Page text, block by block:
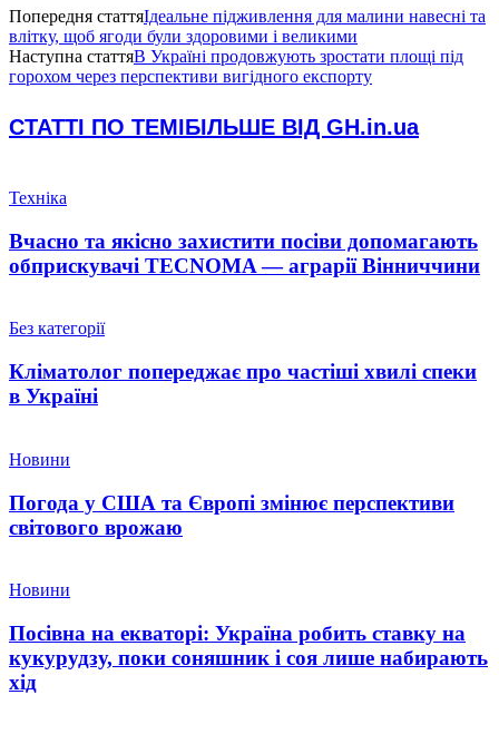
Попередня статтяІдеальне підживлення для малини навесні та
влітку, щоб ягоди були здоровими і великими
Наступна статтяВ Україні продовжують зростати площі під
горохом через перспективи вигідного експорту
СТАТТІ ПО ТЕМІБІЛЬШЕ ВІД GH.in.ua
Техніка
Вчасно та якісно захистити посіви допомагають
обприскувачі TECNOMA — аграрії Вінниччини
Без категорії
Кліматолог попереджає про частіші хвилі спеки
в Україні
Новини
Погода у США та Європі змінює перспективи
світового врожаю
Новини
Посівна на екваторі: Україна робить ставку на
кукурудзу, поки соняшник і соя лише набирають
хід